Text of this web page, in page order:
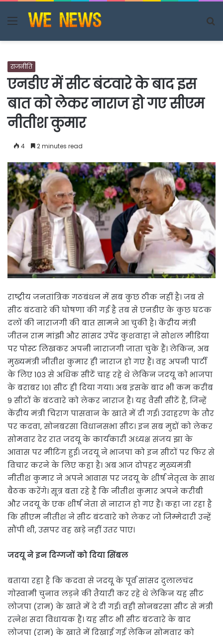
Menu
राजनीति
एनडीए में सीट बंटवारे के बाद इस
बात को लेकर नाराज हो गए सीएम
नीतीश कुमार
4 2 minutes read
राष्ट्रीय जनतांत्रिक गठबंधन में सब कुछ ठीक नहीं है। जब से
सीट बंटवारे की घोषणा की गई है तब से एनडीए के कुछ घटक
दलों की नाराजगी की बात सामने आ चुकी है। केंद्रीय मंत्री
जीतन राम मांझी और सांसद उपेंद्र कुशवाहा ने सोशल मीडिया
पर पोस्ट लिखकर अपनी नाराजगी जाता चुके हैं। लेकिन, अब
मुख्यमंत्री नीतीश कुमार ही नाराज हो गए हैं। वह अपनी पार्टी
के लिए 103 से अधिक सीटें चाह रहे थे लेकिन जदयू को भाजपा
के बराबर 101 सीट ही दिया गया। अब इसके बाद भी कम करीब
9 सीटों के बंटवारे को लेकर नाराज हैं। यह वैसी सीटें हैं, जिन्हें
केंद्रीय मंत्री चिराग पासवान के खाते में दी गई। उदाहरण के तौर
पर कदवा, सोनबरसा विधानसभा सीट। इन सब मुद्दों को लेकर
सोमवार देर रात जदयू के कार्यकारी अध्यक्ष संजय झा के
आवास पर मीटिंग हुई। जदयू ने भाजपा को इन सीटों पर फिर से
विचार करने के लिए कहा है। अब आज दोपहर मुख्यमंत्री
नीतीश कुमार ने अपने आवास पर जदयू के शीर्ष नेतृत्व के साथ
बैठक करेंगे। सूत्र बता रहे हैं कि नीतीश कुमार अपने करीबी
और जदयू के एक शीर्ष नेता से नाराज हो गए हैं। कहा जा रहा है
कि सीएम नीतीश ने सीट बंटवारे को लेकर जो जिम्मेदारी उन्हें
सौंपी थी, उसपर वह खड़े नहीं उतर पाए।
जदयू ने इन दिग्गजों को दिया सिंबल
बताया रहा है कि कदवा से जदयू के पूर्व सांसद दुलालचंद
गोस्वामी चुनाव लड़ने की तैयारी कर रहे थे लेकिन यह सीट
लोजपा (राम) के खाते में दे दी गई। वही सोनबरसा सीट से मंत्री
रत्नेश सदा विधायक हैं। यह सीट भी सीट बंटवारे के बाद
लोजपा (राम) के खाते में दिखाई गई लेकिन सोमवार को